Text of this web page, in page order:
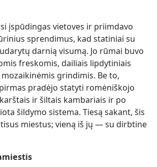
įspūdingas vietoves ir priimdavo
sprendimus, kad statiniai su
darnią visumą. Jo rūmai buvo
freskomis, dailiais lipdytiniais
grindimis. Be to,
pradėjo statyti romėniškojo
ir šiltais kambariais ir po
šildymo sistema. Tiesą sakant, šis
miestus; vieną iš jų — su dirbtine